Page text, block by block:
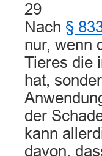
29
Nach §
nur, wenn
Tieres die
hat,
der
kann
davon,